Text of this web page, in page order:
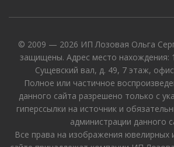
© 2009 — 2026 ИП Лозовая Ольга
защищены. Адрес место нахождения:
Сущевский вал, д. 49, 7 этаж,
Полное или частичное
данного сайта разрешено только с
гиперссылки на источник и
администрации данного
Все права на изображения ювелирных